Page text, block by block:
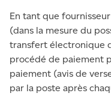
En tant que
(dans la mesure du
transfert électronique
procédé de paiement
paiement (avis de
par la poste après